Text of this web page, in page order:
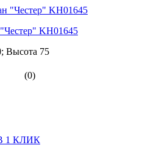
KH01645
Высота 75
(0)
1 КЛИК